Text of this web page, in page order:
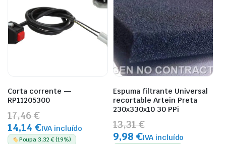
Corta corrente —
RP11205300
17,46 €
14,14 €IVA incluído
Poupa 3,32 € (19%)
Espuma filtrante Universal
recortable Artein Preta
230x330x10 30 PPi
13,31 €
9,98 €IVA incluído